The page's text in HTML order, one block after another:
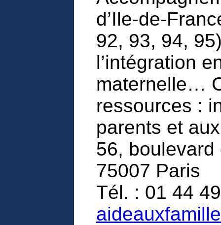
d’Ile-de-
92, 93, 94,
l’intégration
maternelle…
ressources :
parents et
56,
75007 Paris
Tél. : 01 44